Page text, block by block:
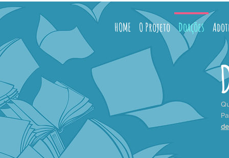
HOME O Projeto Doações